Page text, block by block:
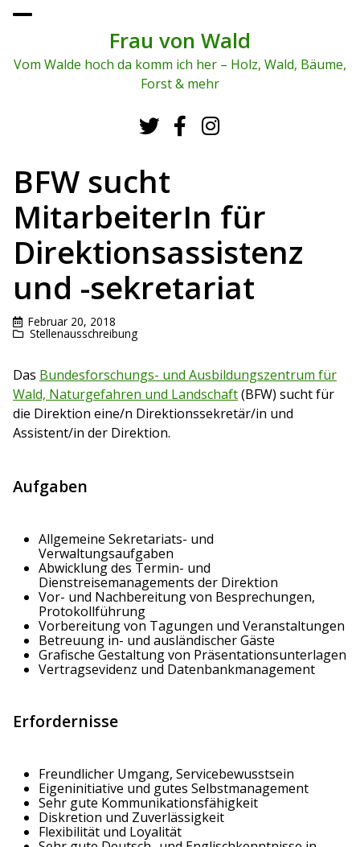
To
me
Frau von Wald
Vom Walde hoch da komm ich her – Holz, Wald, Bäume,
Forst & mehr
BFW sucht
MitarbeiterIn für
Direktionsassistenz
und -sekretariat
Februar 20, 2018
Stellenausschreibung
Das Bundesforschungs- und Ausbildungszentrum für
Wald, Naturgefahren und Landschaft(BFW) sucht für
die Direktion eine/n Direktionssekretär/in und
Assistent/in der Direktion.
Aufgaben
Allgemeine Sekretariats- und
Verwaltungsaufgaben
Abwicklung des Termin- und
Dienstreisemanagements der Direktion
Vor- und Nachbereitung von Besprechungen,
Protokollführung
Vorbereitung von Tagungen und Veranstaltungen
Betreuung in- und ausländischer Gäste
Grafische Gestaltung von Präsentationsunterlagen
Vertragsevidenz und Datenbankmanagement
Erfordernisse
Freundlicher Umgang, Servicebewusstsein
Eigeninitiative und gutes Selbstmanagement
Sehr gute Kommunikationsfähigkeit
Diskretion und Zuverlässigkeit
Flexibilität und Loyalität